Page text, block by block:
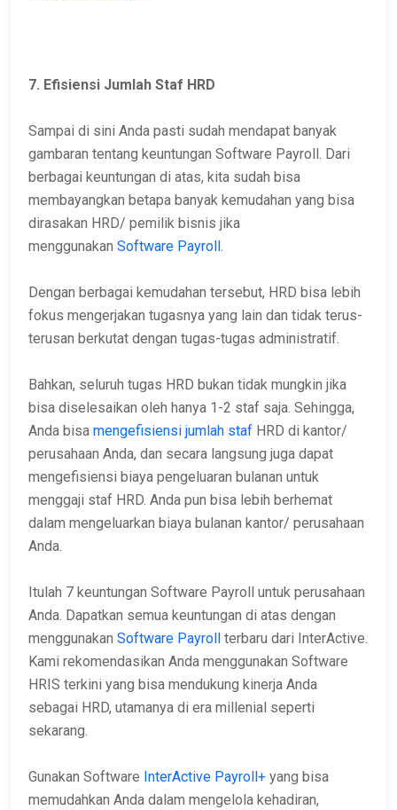
7. Efisiensi Jumlah Staf HRD
Sampai di sini Anda pasti sudah mendapat banyak
gambaran tentang keuntungan Software Payroll. Dari
berbagai keuntungan di atas, kita sudah bisa
membayangkan betapa banyak kemudahan yang bisa
dirasakan HRD/ pemilik bisnis jika
menggunakan Software Payroll.
Dengan berbagai kemudahan tersebut, HRD bisa lebih
fokus mengerjakan tugasnya yang lain dan tidak terus-
terusan berkutat dengan tugas-tugas administratif.
Bahkan, seluruh tugas HRD bukan tidak mungkin jika
bisa diselesaikan oleh hanya 1-2 staf saja. Sehingga,
Anda bisa mengefisiensi jumlah staf HRD di kantor/
perusahaan Anda, dan secara langsung juga dapat
mengefisiensi biaya pengeluaran bulanan untuk
menggaji staf HRD. Anda pun bisa lebih berhemat
dalam mengeluarkan biaya bulanan kantor/ perusahaan
Anda.
Itulah 7 keuntungan Software Payroll untuk perusahaan
Anda. Dapatkan semua keuntungan di atas dengan
menggunakan Software Payroll terbaru dari InterActive.
Kami rekomendasikan Anda menggunakan Software
HRIS terkini yang bisa mendukung kinerja Anda
sebagai HRD, utamanya di era millenial seperti
sekarang.
Gunakan Software InterActive Payroll+ yang bisa
memudahkan Anda dalam mengelola kehadiran,